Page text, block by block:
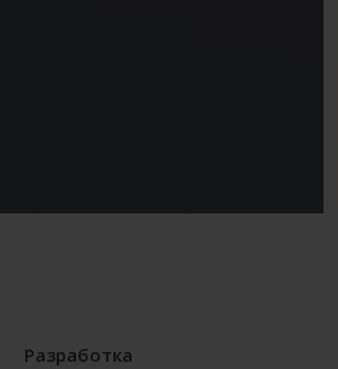
Разработка